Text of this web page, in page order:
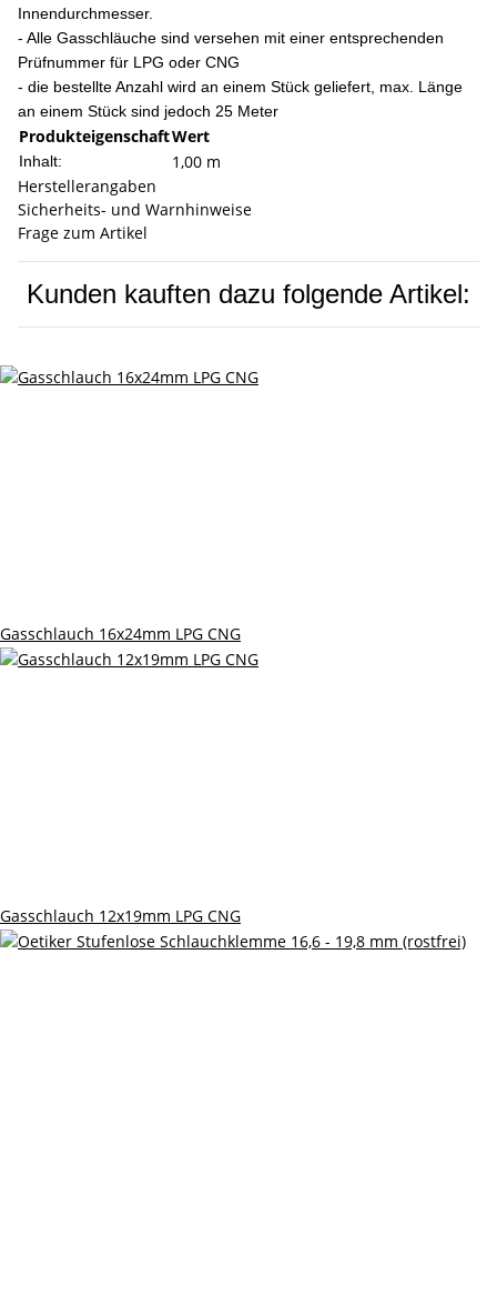
Innendurchmesser.
- Alle Gasschläuche sind versehen mit einer entsprechenden
Prüfnummer für LPG oder CNG
- die bestellte Anzahl wird an einem Stück geliefert, max. Länge
an einem Stück sind jedoch 25 Meter
ProdukteigenschaftWert
Inhalt:
1,00 m
Herstellerangaben
Sicherheits- und Warnhinweise
Frage zum Artikel
Kunden kauften dazu folgende Artikel:
Gasschlauch 16x24mm LPG CNG
Gasschlauch 12x19mm LPG CNG